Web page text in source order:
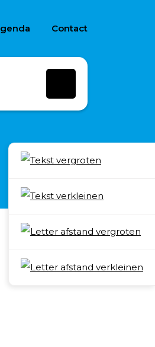
Contact
Deel